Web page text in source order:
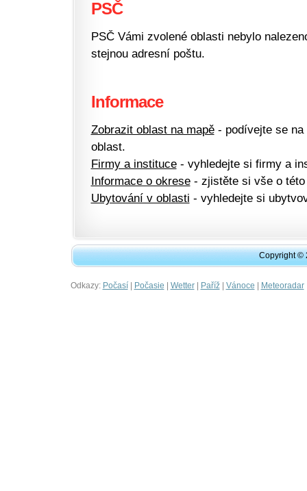
PSČ
PSČ Vámi zvolené oblasti nebylo
stejnou adresní poštu.
Informace
Zobrazit oblast na mapě- podívejte se na
oblast.
Firmy a instituce- vyhledejte si firmy a
Informace o okrese- zjistěte si vše o této
Ubytování v oblasti - vyhledejte si
Copyright ©
Odkazy: Počasí| Počasie | Wetter| Paříž| Vánoce | Meteoradar